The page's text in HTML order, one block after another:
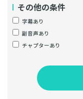
その他の条件
字幕あり
副音声あり
チャプターあり